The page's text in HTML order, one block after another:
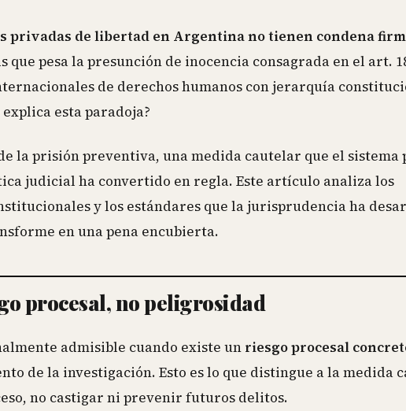
privadas de libertad en Argentina no tienen condena
que pesa la presunción de inocencia consagrada en el art.
de derechos humanos con jerarquía
esta paradoja?
la prisión preventiva, una medida cautelar que el sistema
judicial ha convertido en regla. Este artículo analiza los
y los estándares que la jurisprudencia ha
en una pena encubierta.
procesal, no peligrosidad
admisible cuando existe un riesgo procesal
de la investigación. Esto es lo que distingue a la medida
no castigar ni prevenir futuros delitos.